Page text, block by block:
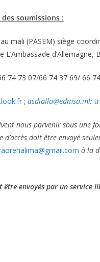
soumissions :
mali (PASEM) siège
d’Allemagne,
74 73 07/66 74 37 69/ 66
; asdiallo@edmsa.ml;
nous parvenir sous une
doit être envoyé
à la
envoyés par un service